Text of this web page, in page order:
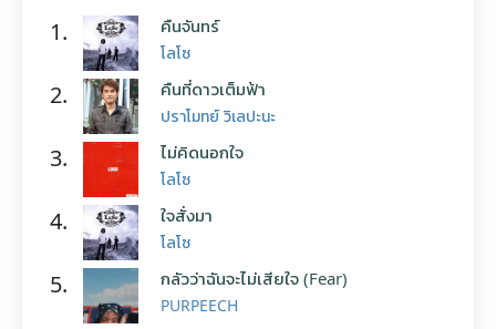
1. คืนจันทร์
โลโซ
2. คืนที่ดาวเต็มฟ้า
ปราโมทย์ วิเลปะนะ
3. ไม่คิดนอกใจ
โลโซ
4. ใจสั่งมา
โลโซ
5. กลัวว่าฉันจะไม่เสียใจ (Fear)
PURPEECH